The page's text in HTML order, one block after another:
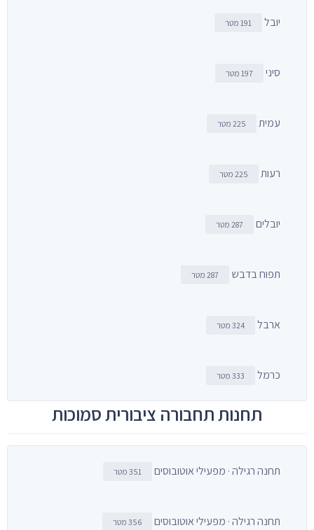
יובל 191 מטר
סיני 197 מטר
עמית 225 מטר
רעות 225 מטר
יובלים 287 מטר
תפוח בדבש 287 מטר
ארבל 324 מטר
כרמל 333 מטר
תחנות תחבורה ציבורית סמוכות
תחנה רגילה · מפעילי אוטובוסים 351 מטר
תחנה רגילה · מפעילי אוטובוסים 356 מטר